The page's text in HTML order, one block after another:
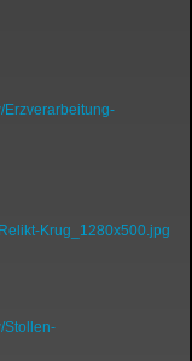
Erzverarbeitung-
Krug_1280x500.jpg
Stollen-